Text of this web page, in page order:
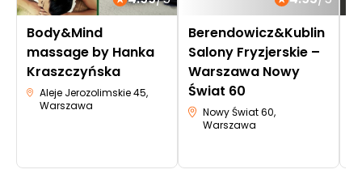
Body&Mind
massage by Hanka
Kraszczyńska
Aleje Jerozolimskie 45,
Warszawa
Berendowicz&Kublin
Salony Fryzjerskie –
Warszawa Nowy
Świat 60
Nowy Świat 60,
Warszawa